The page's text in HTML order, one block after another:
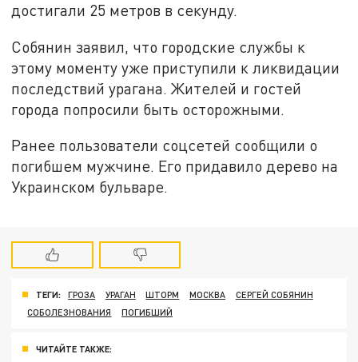
достигали 25 метров в секунду.
Собянин заявил, что городские службы к
этому моменту уже приступили к ликвидации
последствий урагана. Жителей и гостей
города попросили быть осторожными.
Ранее пользователи соцсетей сообщили о
погибшем мужчине. Его придавило дерево на
Украинском бульваре.
ТЕГИ: ГРОЗА УРАГАН ШТОРМ МОСКВА
СЕРГЕЙ СОБЯНИН
СОБОЛЕЗНОВАНИЯ
ПОГИБШИЙ
ЧИТАЙТЕ ТАКЖЕ: